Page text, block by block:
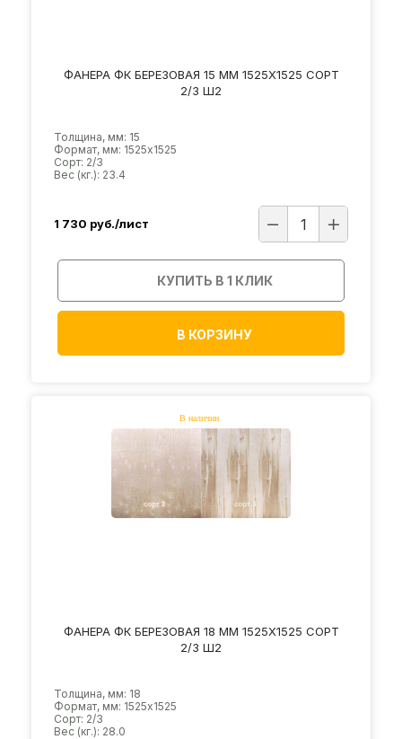
ФАНЕРА ФК БЕРЕЗОВАЯ 15 ММ 1525Х1525 СОРТ
2/3 Ш2
Толщина, мм: 15
Формат, мм: 1525х1525
Сорт: 2/3
Вес (кг.): 23.4
1 730 руб./лист
КУПИТЬ В 1 КЛИК
В КОРЗИНУ
ФАНЕРА ФК БЕРЕЗОВАЯ 18 ММ 1525Х1525 СОРТ
2/3 Ш2
Толщина, мм: 18
Формат, мм: 1525х1525
Сорт: 2/3
Вес (кг.): 28.0